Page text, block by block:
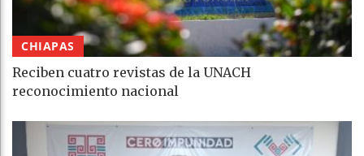
CHIAPAS
Reciben cuatro revistas de la UNACH
reconocimiento nacional